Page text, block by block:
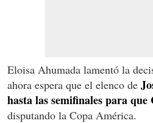
Eloisa Ahumada lamentó la
ahora espera que el elenco de
hasta las semifinales para
disputando la Copa América.